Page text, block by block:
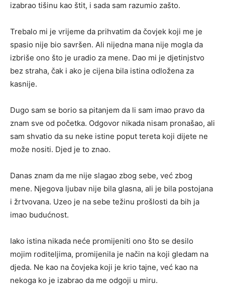
izabrao tišinu kao štit, i sada sam razumio zašto.
Trebalo mi je vrijeme da prihvatim da čovjek koji me je
spasio nije bio savršen. Ali nijedna mana nije mogla da
izbriše ono što je uradio za mene. Dao mi je djetinjstvo
bez straha, čak i ako je cijena bila istina odložena za
kasnije.
Dugo sam se borio sa pitanjem da li sam imao pravo da
znam sve od početka. Odgovor nikada nisam pronašao, ali
sam shvatio da su neke istine poput tereta koji dijete ne
može nositi. Djed je to znao.
Danas znam da me nije slagao zbog sebe, već zbog
mene. Njegova ljubav nije bila glasna, ali je bila postojana
i žrtvovana. Uzeo je na sebe težinu prošlosti da bih ja
imao budućnost.
Iako istina nikada neće promijeniti ono što se desilo
mojim roditeljima, promijenila je način na koji gledam na
djeda. Ne kao na čovjeka koji je krio tajne, već kao na
nekoga ko je izabrao da me odgoji u miru.